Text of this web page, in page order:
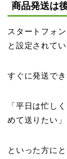
商品発送は
スタートフォン
と設定されてい
すぐに発送で
「平日は忙し
めて送りたい」
といった方に